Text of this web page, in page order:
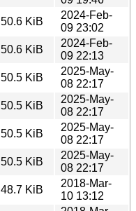
50.6 KiB
2024-Feb-
09 23:02
50.6 KiB
2024-Feb-
09 22:13
50.5 KiB
2025-May-
08 22:17
50.5 KiB
2025-May-
08 22:17
50.5 KiB
2025-May-
08 22:17
50.5 KiB
2025-May-
08 22:17
48.7 KiB
2018-Mar-
10 13:12